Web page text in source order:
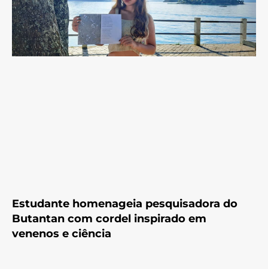
Estudante homenageia pesquisadora do
Butantan com cordel inspirado em
venenos e ciência